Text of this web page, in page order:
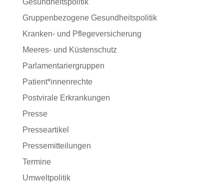
Gruppenbezogene Gesundheitspolitik
Kranken- und Pflegeversicherung
Meeres- und Küstenschutz
Parlamentariergruppen
Patient*innenrechte
Postvirale Erkrankungen
Presse
Presseartikel
Pressemitteilungen
Termine
Umweltpolitik